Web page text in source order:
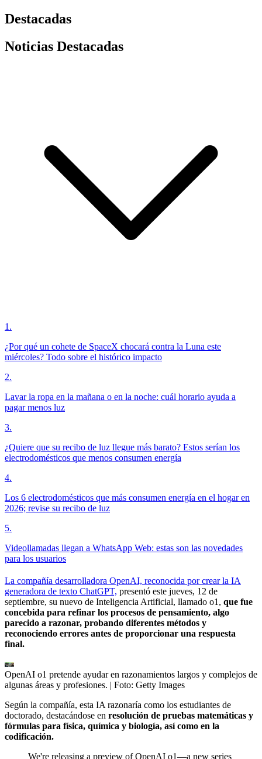
Destacadas
Noticias Destacadas
1 .
¿Por qué un cohete de SpaceX chocará contra la Luna este
miércoles? Todo sobre el histórico impacto
2.
Lavar la ropa en la mañana o en la noche: cuál horario ayuda a
pagar menos luz
3.
¿Quiere que su recibo de luz llegue más barato? Estos serían los
electrodomésticos que menos consumen energía
4.
Los 6 electrodomésticos que más consumen energía en el hogar en
2026; revise su recibo de luz
5.
Videollamadas llegan a WhatsApp Web: estas son las novedades
para los usuarios
La compañía desarrolladora OpenAI, reconocida por crear la IA
generadora de texto ChatGPT, presentó este jueves, 12 de
septiembre, su nuevo de Inteligencia Artificial, llamado o1, que fue
concebida para refinar los procesos de pensamiento, algo
parecido a razonar, probando diferentes métodos y
reconociendo errores antes de proporcionar una respuesta
final.
OpenAI o1 pretende ayudar en razonamientos largos y complejos de
algunas áreas y profesiones. | Foto: Getty Images
Según la compañía, esta IA razonaría como los estudiantes de
doctorado, destacándose en resolución de pruebas matemáticas y
fórmulas para física, química y biología, así como en la
codificación.
We're releasing a preview of OpenAI o1—a new series